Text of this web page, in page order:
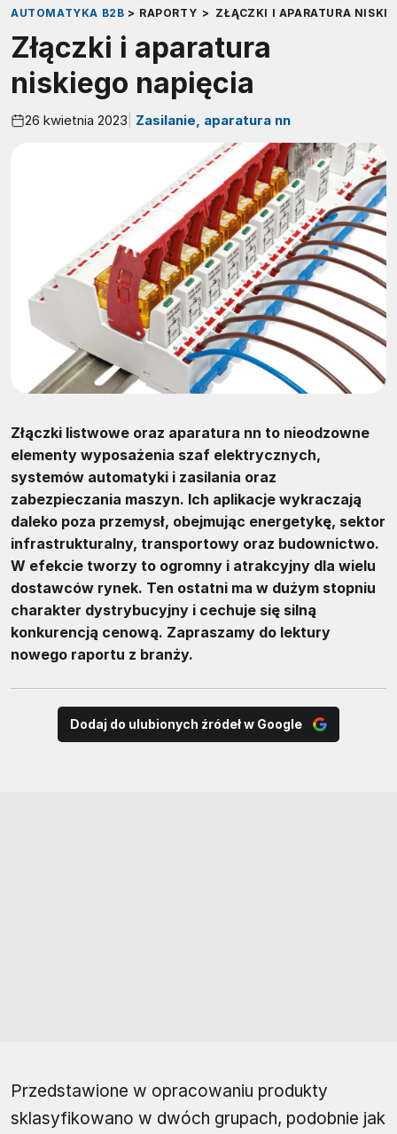
AUTOMATYKA B2B > RAPORTY > ZŁĄCZKI I APARATURA
Złączki i aparatura
niskiego napięcia
26 kwietnia 2023 Zasilanie, aparatura nn
Złączki listwowe oraz aparatura nn to nieodzowne
elementy wyposażenia szaf elektrycznych,
systemów automatyki i zasilania oraz
zabezpieczania maszyn. Ich aplikacje wykraczają
daleko poza przemysł, obejmując energetykę, sektor
infrastrukturalny, transportowy oraz budownictwo.
W efekcie tworzy to ogromny i atrakcyjny dla wielu
dostawców rynek. Ten ostatni ma w dużym stopniu
charakter dystrybucyjny i cechuje się silną
konkurencją cenową. Zapraszamy do lektury
nowego raportu z branży.
Dodaj do ulubionych źródeł w Google
Przedstawione w opracowaniu produkty
sklasyfikowano w dwóch grupach, podobnie jak